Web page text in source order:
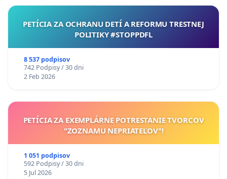
PETÍCIA ZA OCHRANU DETÍ A REFORMU TRESTNEJ
POLITIKY #STOPPDFL
8 537 podpisov
742 Podpisy / 30 dni
2 Feb 2026
PETÍCIA ZA EXEMPLÁRNE POTRESTANIE TVORCOV
"ZOZNAMU NEPRIATEĽOV"!
1 051 podpisov
592 Podpisy / 30 dni
5 Jul 2026